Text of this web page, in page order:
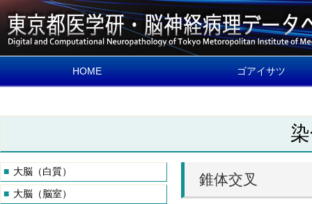
HOME ゴアイサツ
中枢神経・マクロ＆
データベースの概要
■ 大脳（白質）
■ 大脳（脳室）
錐体交叉